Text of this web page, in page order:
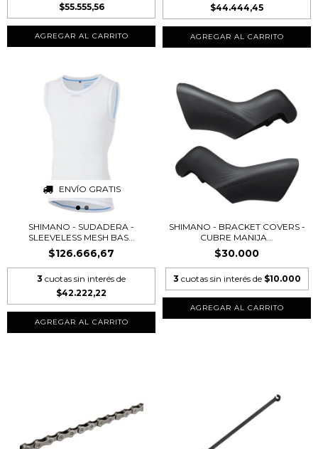
$55.555,56
AGREGAR AL CARRITO
$44.444,45
AGREGAR AL CARRITO
ENVÍO GRATIS
SHIMANO - SUDADERA -
SLEEVELESS MESH BAS...
$126.666,67
3 cuotas sin interés de
$42.222,22
AGREGAR AL CARRITO
SHIMANO - BRACKET COVERS -
CUBRE MANIJA...
$30.000
3 cuotas sin interés de $10.000